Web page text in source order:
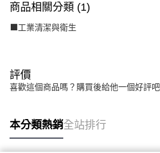
商品相關分類 (1)
⬛工業清潔與衛生
評價
喜歡這個商品嗎？購買後給他一個好評吧
本分類熱銷全站排行